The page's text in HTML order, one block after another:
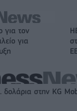
για τον
για
δολάρια στην KG